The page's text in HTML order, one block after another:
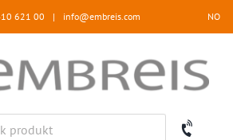
621 00 | info@embreis.com NO